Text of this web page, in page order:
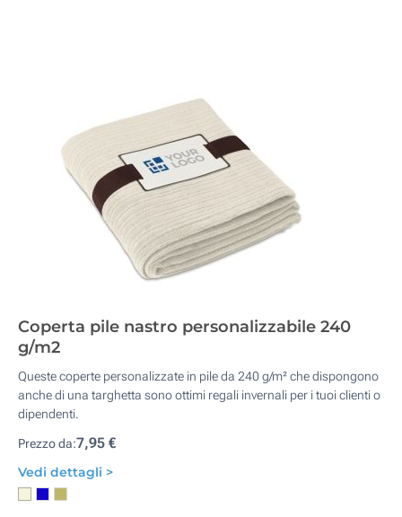
Coperta pile nastro personalizzabile 240
g/m2
Queste coperte personalizzate in pile da 240 g/m² che dispongono
anche di una targhetta sono ottimi regali invernali per i tuoi clienti o
dipendenti.
Prezzo da:7,95 €
Vedi dettagli >